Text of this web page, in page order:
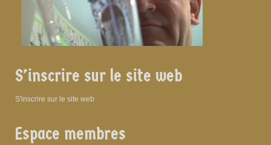
S’inscrire sur le site web
S'inscrire sur le site web
Espace membres